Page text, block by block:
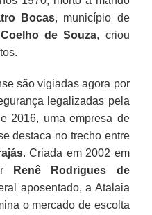
Bocas, município de
de Souza, criou
são vigiadas agora por
legalizadas pela
2016, uma empresa de
destaca no trecho entre
. Criada em 2002 em
Renê Rodrigues de
aposentado, a Atalaia
o mercado de escolta